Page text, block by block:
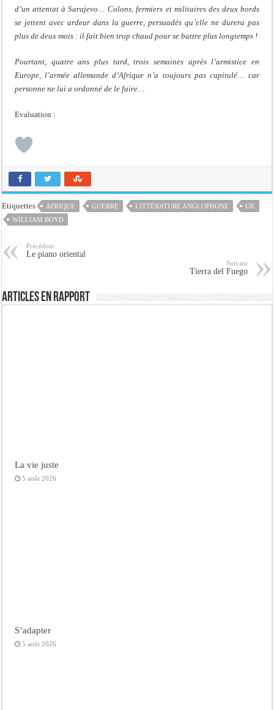
d’un attentat à Sarajevo… Colons, fermiers et militaires des deux bords
se jettent avec ardeur dans la guerre, persuadés qu’elle ne durera pas
plus de deux mois : il fait bien trop chaud pour se battre plus longtemps !
Pourtant, quatre ans plus tard, trois semaines après l’armistice en
Europe, l’armée allemande d’Afrique n’a toujours pas capitulé… car
personne ne lui a ordonné de le faire…
Evaluation :
Etiquettes AFRIQUE GUERRE LITTÉRATURE ANGLOPHONE
UK
WILLIAM BOYD
Précédent
Le piano oriental
Suivant
Tierra del Fuego
Articles en rapport
La vie juste
5 août 2026
S’adapter
5 août 2026